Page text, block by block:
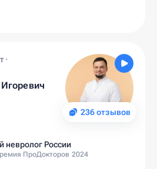
236 отзывов
·
невролог России
ПроДокторов 2024